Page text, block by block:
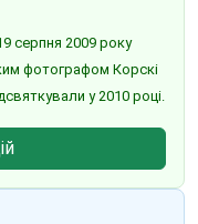
серпня 2009 року
фотографом Корскі
у 2010 році.